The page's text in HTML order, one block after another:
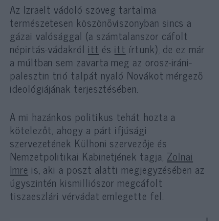
Az Izraelt vádoló szöveg tartalma
természetesen köszönőviszonyban sincs a
gázai valósággal (a számtalanszor cáfolt
népirtás-vádakról itt és itt írtunk), de ez már
a múltban sem zavarta meg az orosz-iráni-
palesztin trió talpát nyaló Novákot mérgező
ideológiájának terjesztésében.
A mi hazánkos politikus tehát hozta a
kötelezőt, ahogy a párt ifjúsági
szervezetének Külhoni szervezője és
Nemzetpolitikai Kabinetjének tagja, Zolnai
Imre is, aki a poszt alatti megjegyzésében az
úgyszintén kismilliószor megcáfolt
tiszaeszlári vérvádat emlegette fel.